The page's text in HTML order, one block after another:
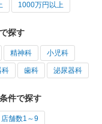
1000万円以上
探す
精神科 小児科
科 歯科 泌尿器科
件で探す
店舗数1～9